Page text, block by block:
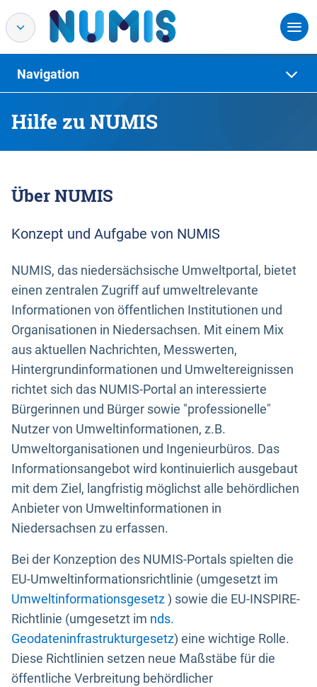
Hilfe zu NUMIS
Navigation
Über NUMIS
Konzept und Aufgabe von NUMIS
NUMIS, das niedersächsische Umweltportal, bietet
einen zentralen Zugriff auf umweltrelevante
Informationen von öffentlichen Institutionen und
Organisationen in Niedersachsen. Mit einem Mix
aus aktuellen Nachrichten, Messwerten,
Hintergrundinformationen und Umweltereignissen
richtet sich das NUMIS-Portal an interessierte
Bürgerinnen und Bürger sowie "professionelle"
Nutzer von Umweltinformationen, z.B.
Umweltorganisationen und Ingenieurbüros. Das
Informationsangebot wird kontinuierlich ausgebaut
mit dem Ziel, langfristig möglichst alle behördlichen
Anbieter von Umweltinformationen in
Niedersachsen zu erfassen.
Bei der Konzeption des NUMIS-Portals spielten die
EU-Umweltinformationsrichtlinie (umgesetzt im
Umweltinformationsgesetz) sowie die EU-INSPIRE-
Richtlinie (umgesetzt im nds.
Geodateninfrastrukturgesetz) eine wichtige Rolle.
Diese Richtlinien setzen neue Maßstäbe für die
öffentliche Verbreitung behördlicher